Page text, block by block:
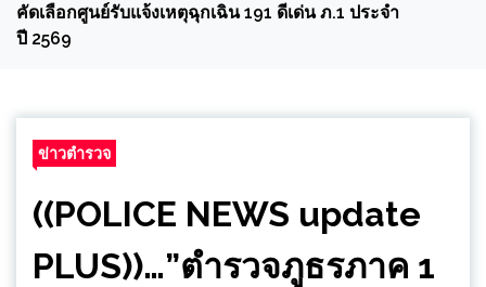
คัดเลือกศูนย์รับแจ้งเหตุฉุกเฉิน 191 ดีเด่น ภ.1 ประจำ
ปี 2569
ข่าวตำรวจ
((POLICE NEWS update
PLUS))…”ตำรวจภูธรภาค 1